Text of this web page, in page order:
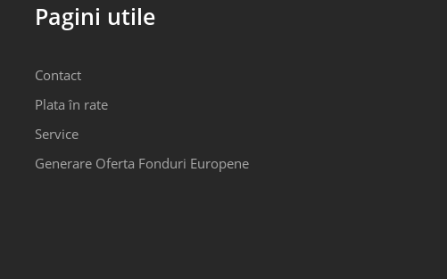
Pagini utile
Contact
Plata în rate
Service
Generare Oferta Fonduri Europene